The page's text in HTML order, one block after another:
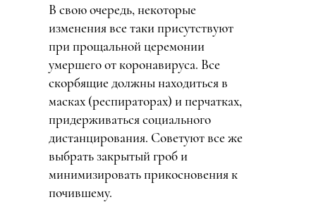
В свою очередь, некоторые
изменения все таки присутствуют
при прощальной церемонии
умершего от коронавируса. Все
скорбящие должны находиться в
масках (респираторах) и перчатках,
придерживаться социального
дистанцирования. Советуют все же
выбрать закрытый гроб и
минимизировать прикосновения к
почившему.